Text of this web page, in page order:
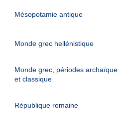
Mésopotamie antique
Monde grec hellénistique
Monde grec, périodes archaïque
et classique
République romaine